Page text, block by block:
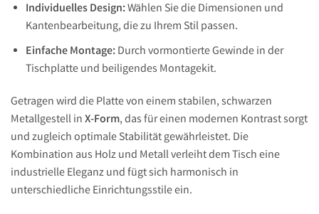
Individuelles Design:Wählen Sie die Dimensionen und
Kantenbearbeitung, die zu Ihrem Stil passen.
Einfache Montage:Durch vormontierte Gewinde in der
Tischplatte und beiligendes Montagekit.
Getragen wird die Platte von einem stabilen, schwarzen
Metallgestell inX-Form, das für einen modernen Kontrast sorgt
und zugleich optimale Stabilität gewährleistet. Die
Kombination aus Holz und Metall verleiht dem Tisch eine
industrielle Eleganz und fügt sich harmonisch in
unterschiedliche Einrichtungsstile ein.